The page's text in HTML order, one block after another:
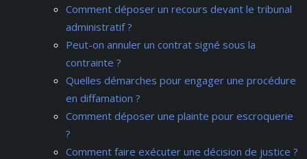
Comment déposer un recours devant le tribunal
administratif ?
Peut-on annuler un contrat signé sous la
contrainte ?
Quelles démarches pour engager une procédure
en diffamation ?
Comment déposer une plainte pour escroquerie
?
Comment faire exécuter une décision de justice ?